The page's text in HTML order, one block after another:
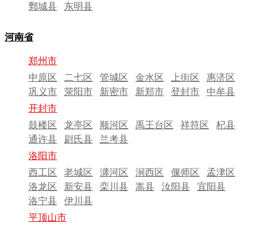
鄄城县
东明县
河南省
郑州市
中原区
二七区 管城区 金水区 上街区
惠济区
巩义市
荥阳市 新密市 新郑市 登封市
中牟县
开封市
鼓楼区
龙亭区 顺河区 禹王台区 祥符区
杞县
通许县
尉氏县
兰考县
洛阳市
西工区
老城区 瀍河区 涧西区 偃师区
孟津区
洛龙区
新安县 栾川县 嵩县 汝阳县
宜阳县
洛宁县
伊川县
平顶山市